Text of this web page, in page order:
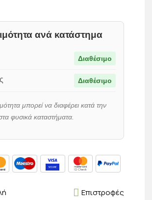
ανά κατάστημα
Διαθέσιμο
Διαθέσιμο
μπορεί να διαφέρει κατά την
φυσικά καταστήματα.
Επιστροφές